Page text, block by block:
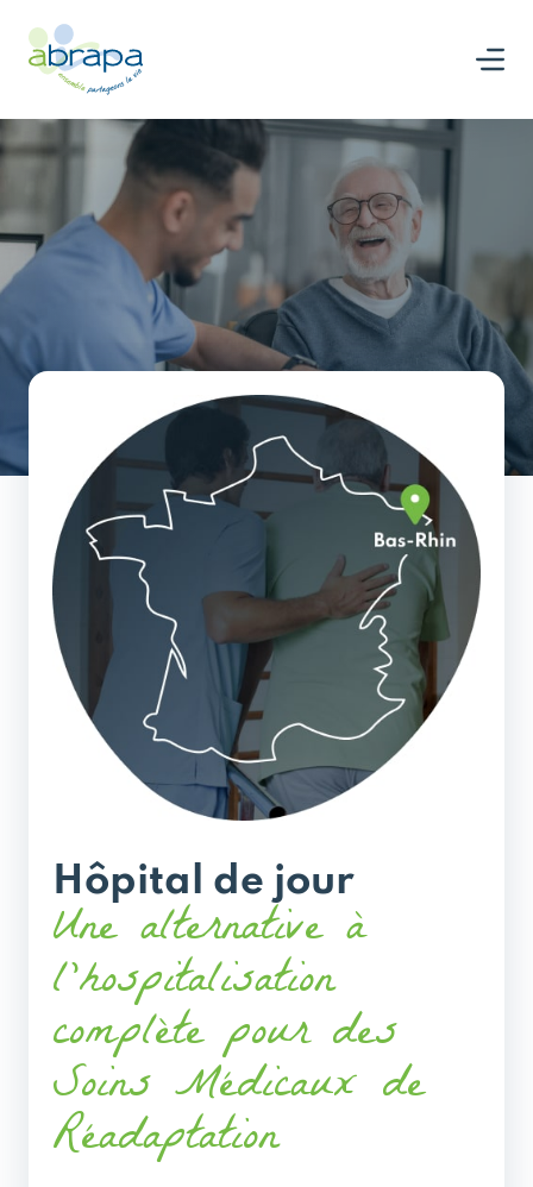
Hôpital de jour
Une alternative à
l’hospitalisation
complète pour des
Soins Médicaux de
Réadaptation